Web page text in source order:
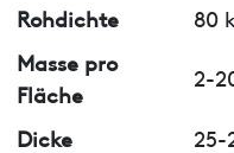
Rohdichte
80
Masse pro
Fläche
2-
Dicke
25-